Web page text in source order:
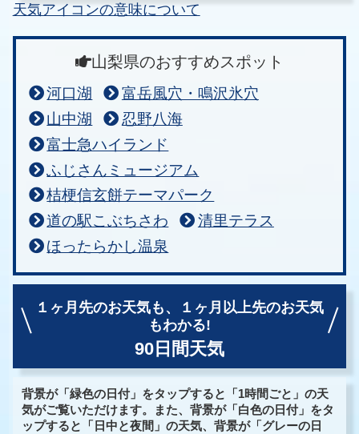
天気アイコンの意味について
山梨県のおすすめスポット
河口湖
富岳風穴・鳴沢氷穴
山中湖
忍野八海
富士急ハイランド
ふじさんミュージアム
桔梗信玄餅テーマパーク
道の駅こぶちさわ
清里テラス
ほったらかし温泉
１ヶ月先のお天気も、
１ヶ月以上先のお天気
もわかる!
90日間天気
背景が「緑色の日付」をタップすると「1時間ごと」の天
気がご覧いただけます。また、背景が「白色の日付」をタ
ップすると「日中と夜間」の天気、背景が「グレーの日